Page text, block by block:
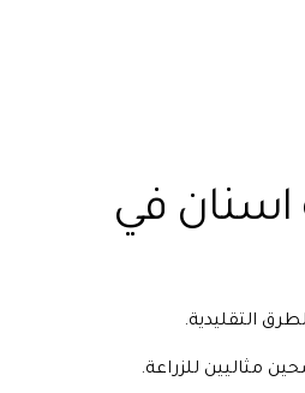
اسنان في
التقليدية.
مثاليين للزراعة.